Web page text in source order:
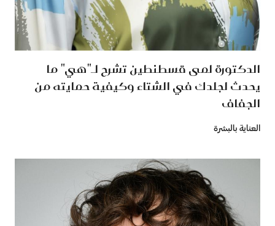
الدكتورة لمى قسطنطين تشرح لـ"هي" ما
يحدث لجلدك في الشتاء وكيفية حمايته من
الجفاف
العناية بالبشرة